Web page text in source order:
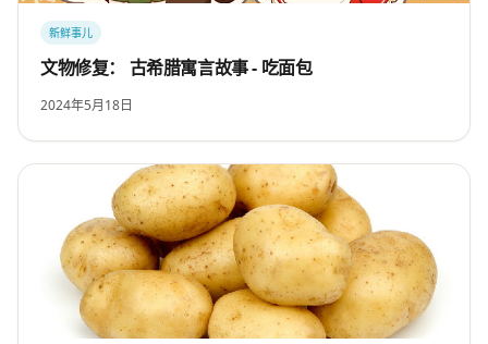
新鲜事儿
文物修复： 古希腊寓言故事 - 吃面包
2024年5月18日